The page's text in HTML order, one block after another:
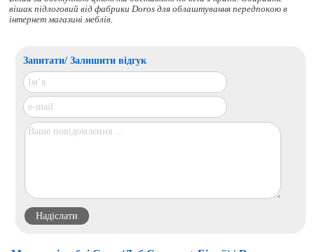
вішак підлоговийвід фабрики Doros для облаштування передпокою в
інтернет магазині меблів.
Запитати/ Залишити відгук